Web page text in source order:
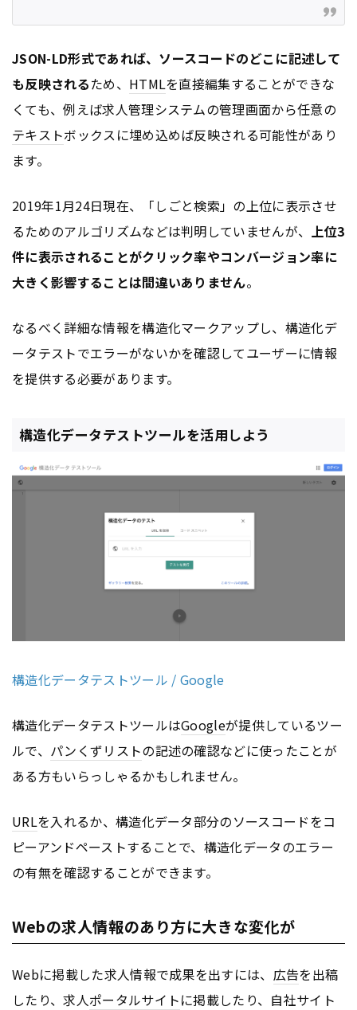
JSON-LD形式であれば、ソースコードのどこに記述して
も反映されるため、 HTMLを直接編集することができな
くても、例えば求人管理システムの管理画面から任意の
テキストボックスに埋め込めば反映される可能性があり
ます。
2019年1月24日現在、「しごと検索」の上位に表示させ
るためのアルゴリズムなどは判明していませんが、 上位3
件に表示されることがクリック率やコンバージョン率に
大きく影響することは間違いありません。
なるべく詳細な情報を構造化マークアップし、構造化デ
ータテストでエラーがないかを確認してユーザーに情報
を提供する必要があります。
構造化データテストツールを活用しよう
構造化データテストツール / Google
構造化データテストツールはGoogleが提供しているツー
ルで、 パンくずリストの記述の確認などに使ったことが
ある方もいらっしゃるかもしれません。
URLを入れるか、構造化データ部分のソースコードをコ
ピーアンドペーストすることで、構造化データのエラー
の有無を確認することができます。
Webの求人情報のあり方に大きな変化が
Webに掲載した求人情報で成果を出すには、 広告を出稿
したり、求人ポータルサイトに掲載したり、自社サイト